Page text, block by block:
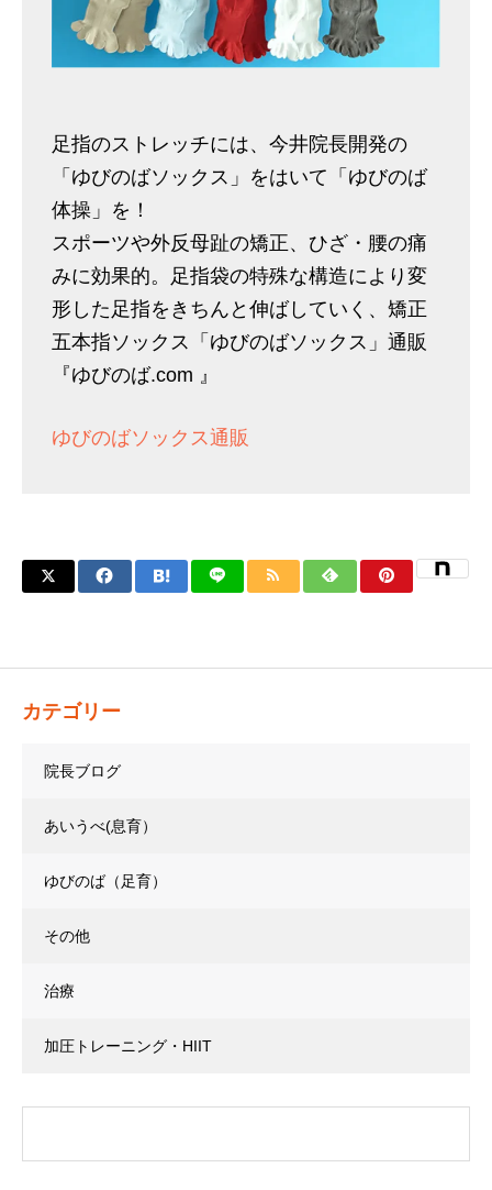
足指のストレッチには、今井院長開発の
「ゆびのばソックス」をはいて「ゆびのば
体操」を！
スポーツや外反母趾の矯正、ひざ・腰の痛
みに効果的。足指袋の特殊な構造により変
形した足指をきちんと伸ばしていく、矯正
五本指ソックス「ゆびのばソックス」通販
『ゆびのば.com 』
ゆびのばソックス通販
カテゴリー
院長ブログ
あいうべ(息育）
ゆびのば（足育）
その他
治療
加圧トレーニング・HIIT